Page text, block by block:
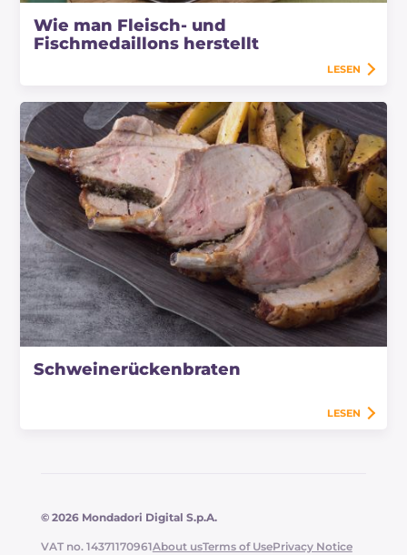
Wie man Fleisch- und
Fischmedaillons herstellt
LESEN
Schweinerückenbraten
LESEN
© 2026 Mondadori Digital S.p.A.
VAT no. 14371170961About usTerms of UsePrivacy Notice